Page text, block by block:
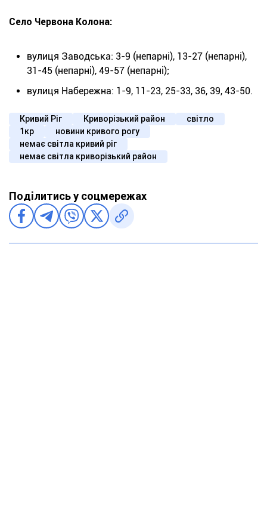
Село Червона Колона:
вулиця Заводська: 3-9 (непарні), 13-27 (непарні),
31-45 (непарні), 49-57 (непарні);
вулиця Набережна: 1-9, 11-23, 25-33, 36, 39, 43-50.
Кривий Ріг Криворізький район
світло
1кр
новини кривого рогу
немає світла кривий ріг
немає світла криворізький район
Поділитись у соцмережах